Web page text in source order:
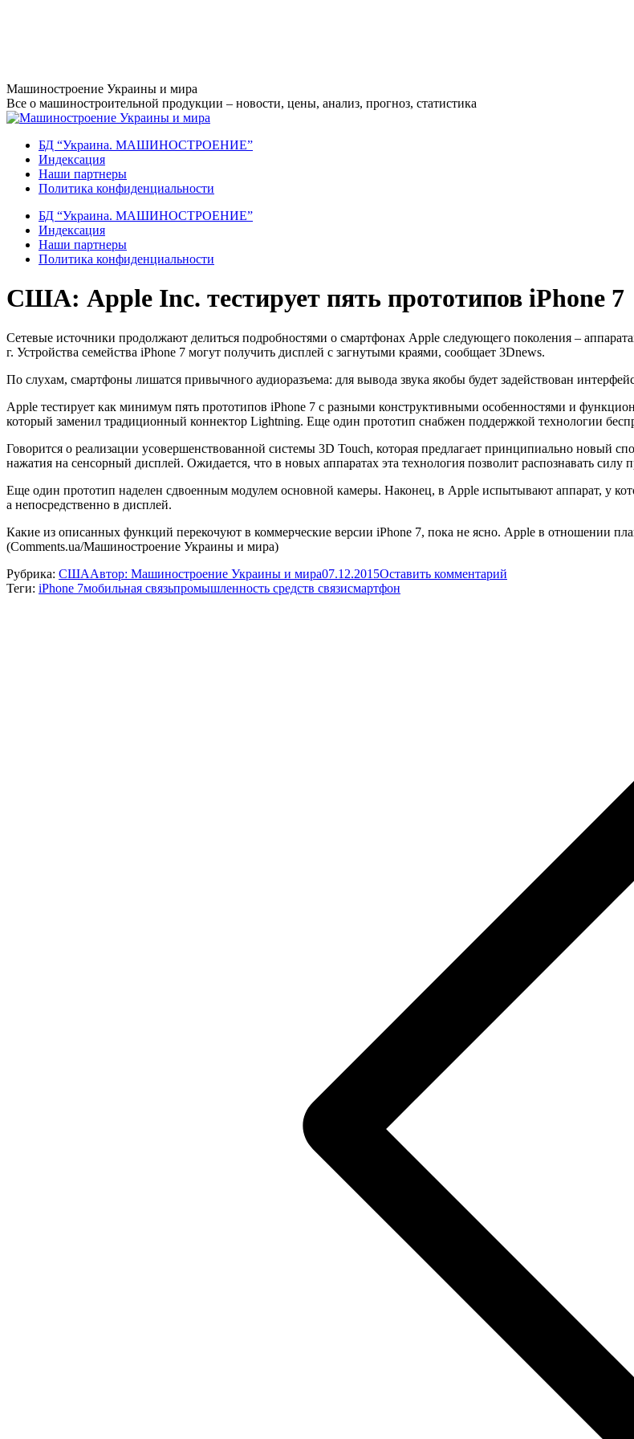
Перейти
к
содержанию
Машиностроение Украины и мира
Все о машиностроительной продукции – новости, цены, анализ, прогноз, статистика
БД “Украина. МАШИНОСТРОЕНИЕ”
Индекcация
Наши партнеры
Политика конфиденциальности
БД “Украина. МАШИНОСТРОЕНИЕ”
Индекcация
Наши партнеры
Политика конфиденциальности
США: Apple Inc. тестирует пять прототипов iPhone 7
Сетевые источники продолжают делиться подробностями о смартфонах Apple следующего поколения –
г. Устройства семейства iPhone 7 могут получить дисплей с загнутыми краями, сообщает 3Dnews.
По слухам, смартфоны лишатся привычного аудиоразъема: для вывода звука якобы будет задействован
Apple тестирует как минимум пять прототипов iPhone 7 с разными конструктивными особенностями и
который заменил традиционный коннектор Lightning. Еще один прототип снабжен поддержкой технологии
Говорится о реализации усовершенствованной системы 3D Touch, которая предлагает принципиально новый
нажатия на сенсорный дисплей. Ожидается, что в новых аппаратах эта технология позволит распознавать силу
Еще один прототип наделен сдвоенным модулем основной камеры. Наконец, в Apple испытывают аппарат, у
а непосредственно в дисплей.
Какие из описанных функций перекочуют в коммерческие версии iPhone 7, пока не ясно. Apple в отношении
(Comments.ua/Машиностроение Украины и мира)
Рубрика: СШААвтор: Машиностроение Украины и мира07.12.2015Оставить комментарий
Теги: iPhone 7мобильная связьпромышленность средств связисмартфон